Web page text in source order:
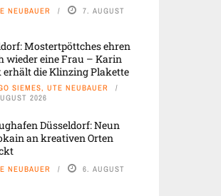
NEUBAUER 7. AUGUST
Mostertpöttches ehren
wieder eine Frau – Karin
erhält die Klinzing Plakette
SIEMES, UTE NEUBAUER
2026
Düsseldorf: Neun
an kreativen Orten
NEUBAUER 6. AUGUST